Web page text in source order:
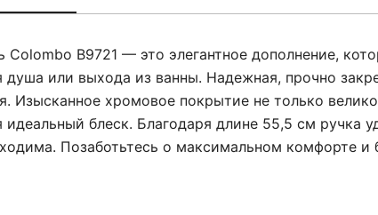
Colombo B9721 — это элегантное дополнение,
душа или выхода из ванны. Надежная, прочно
Изысканное хромовое покрытие не только
идеальный блеск. Благодаря длине 55,5 см ручка
Позаботьтесь о максимальном комфорте и